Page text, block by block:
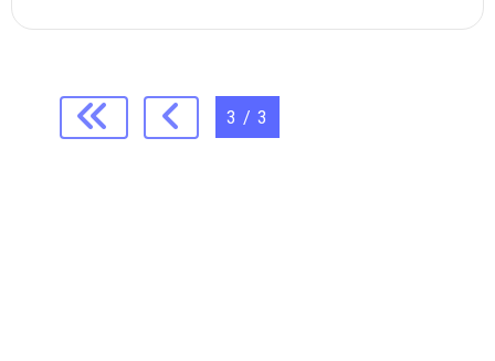
3 / 3